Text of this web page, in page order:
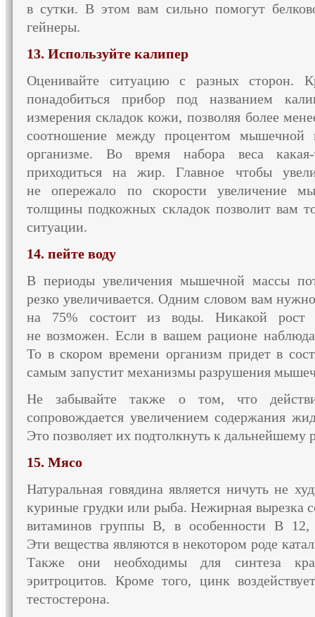
в сутки. В этом вам сильно помогут
гейнеры.
13. Используйте калипер
Оценивайте ситуациюс разных сторон.
понадобиться прибор под названием
измерения складок кожи, позволяя более
соотношение между процентом мышечной
организме. Во время набора веса
приходитьсяна жир. Главное чтобы
не опережало по скорости увеличение
толщины подкожных складок позволит вам
ситуации.
14. пейте воду
В периоды увеличения мышечной массы
резко увеличивается. Одним словом вам
на 75% состоитиз воды. Никакой
не возможен. Если в вашем рационе
То в скором времени организм придетв
самым запустит механизмы разрушения
Не забывайте также о том, что
сопровождается увеличением содержания
Это позволяет их подтолкнуть к дальнейшему
15. Мясо
Натуральная говядина является ничуть не
куриные грудки или рыба. Нежирная вырезка
витаминов группы В, в особенности В 12,
Эти вещества являютсяв некотором роде
Также они необходимы для синтеза
эритроцитов. Кроме того, цинк
тестостерона.